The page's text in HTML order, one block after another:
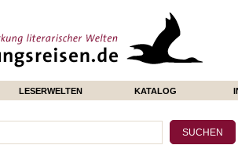
LESERWELTEN KATALOG